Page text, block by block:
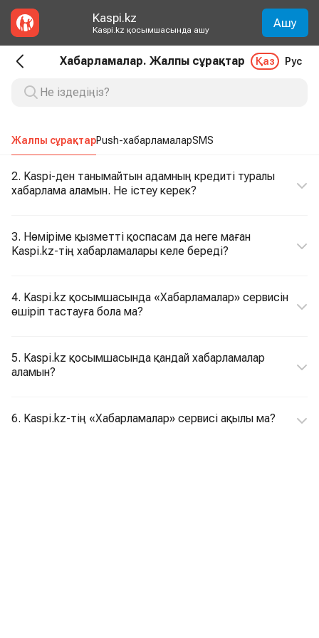
Kaspi.kz
Kaspi.kz қосымшасында ашу Ашу
Хабарламалар. Жалпы сұрақтар Қаз Рус
Жалпы сұрақтарPush-хабарламаларSMS
2. Kaspi-ден танымайтын адамның кредиті туралы
хабарлама аламын. Не істеу керек?
3. Нөміріме қызметті қоспасам да неге маған
Kaspi.kz-тің хабарламалары келе береді?
4. Kaspi.kz қосымшасында «Хабарламалар» сервисін
өшіріп тастауға бола ма?
5. Kaspi.kz қосымшасында қандай хабарламалар
аламын?
6. Kaspi.kz-тің «Хабарламалар» сервисі ақылы ма?